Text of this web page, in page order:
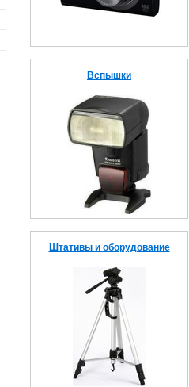
Вспышки
Штативы и оборудование